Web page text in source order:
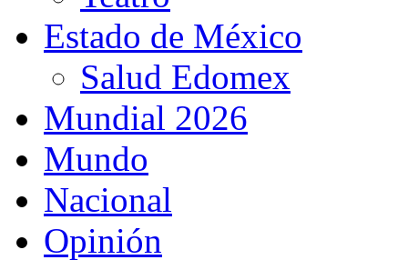
Estado de México
Salud Edomex
Mundial 2026
Mundo
Nacional
Opinión